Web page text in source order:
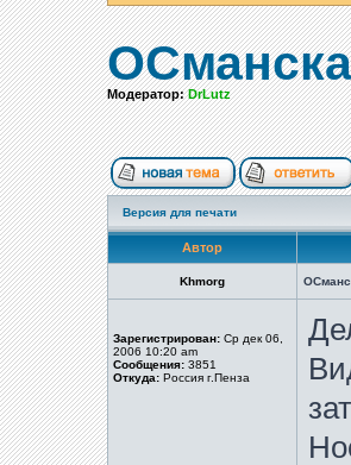
Модератор:DrLutz
Версия для печати
Автор
Khmorg
Зарегистрирован: Ср дек 06,
2006 10:20 am
Сообщения: 3851
Откуда: Россия г.Пенза